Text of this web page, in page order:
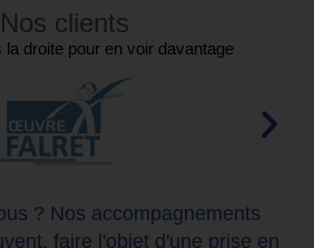
Nos clients
droite pour en voir davantage
? Nos accompagnements
faire l'objet d'une prise en